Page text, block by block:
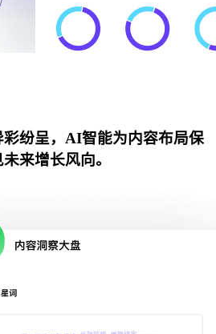
纷呈，AI智能为内容布局保
来增长风向。